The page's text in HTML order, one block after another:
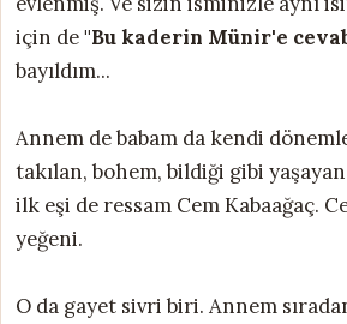
için de"Bu kaderin Münir'e
bayıldım...
Annem de babam da kendi
takılan, bohem, bildiği gibi
ilk eşi de ressam Cem Kabaağaç.
yeğeni.
O da gayet sivri biri. Annem